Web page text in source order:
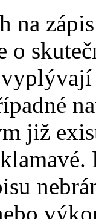
na
o
již